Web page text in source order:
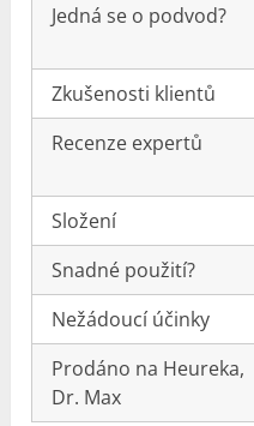
Jedná se o podvod?
Zkušenosti klientů
Recenze expertů
Složení
Snadné použití?
Nežádoucí účinky
Prodáno na Heureka,
Dr. Max